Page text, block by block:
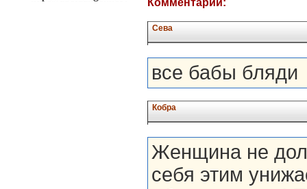
Комментарии:
Сева
все бабы бляди
Кобра
Женщина не
себя этим